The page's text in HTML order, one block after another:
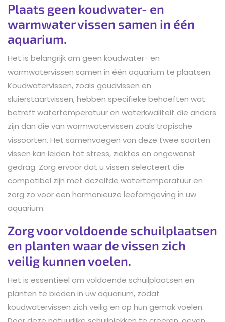
Plaats geen koudwater- en
warmwater vissen samen in één
aquarium.
Het is belangrijk om geen koudwater- en
warmwatervissen samen in één aquarium te plaatsen.
Koudwatervissen, zoals goudvissen en
sluierstaartvissen, hebben specifieke behoeften wat
betreft watertemperatuur en waterkwaliteit die anders
zijn dan die van warmwatervissen zoals tropische
vissoorten. Het samenvoegen van deze twee soorten
vissen kan leiden tot stress, ziektes en ongewenst
gedrag. Zorg ervoor dat u vissen selecteert die
compatibel zijn met dezelfde watertemperatuur en
zorg zo voor een harmonieuze leefomgeving in uw
aquarium.
Zorg voor voldoende schuilplaatsen
en planten waar de vissen zich
veilig kunnen voelen.
Het is essentieel om voldoende schuilplaatsen en
planten te bieden in uw aquarium, zodat
koudwatervissen zich veilig en op hun gemak voelen.